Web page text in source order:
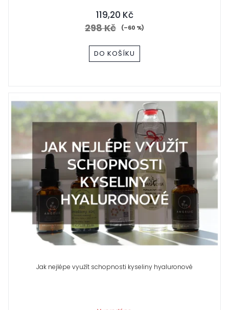
119,20 Kč
298 Kč (–60 %)
DO KOŠÍKU
Jak nejlépe využít schopnosti kyseliny hyaluronové